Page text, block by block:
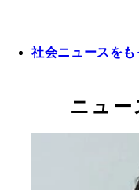
社会ニュースをも
ニュー